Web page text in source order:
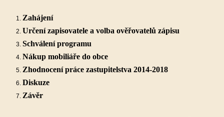
Zahájení
Určení zapisovatele a volba ověřovatelů zápisu
Schválení programu
Nákup mobiliáře do obce
Zhodnocení práce zastupitelstva 2014-2018
Diskuze
Závěr